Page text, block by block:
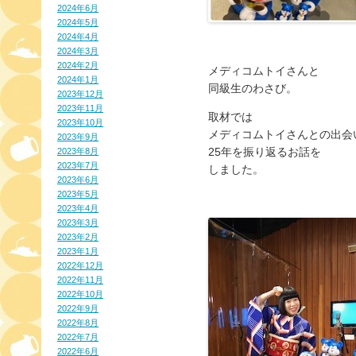
2024年6月
2024年5月
2024年4月
2024年3月
2024年2月
2024年1月
2023年12月
2023年11月
2023年10月
2023年9月
2023年8月
2023年7月
2023年6月
2023年5月
2023年4月
2023年3月
2023年2月
2023年1月
2022年12月
2022年11月
2022年10月
2022年9月
2022年8月
2022年7月
2022年6月
メディコムトイさんと
同級生のわさび。
取材では
メディコムトイさんとの出会
25年を振り返るお話を
しました。